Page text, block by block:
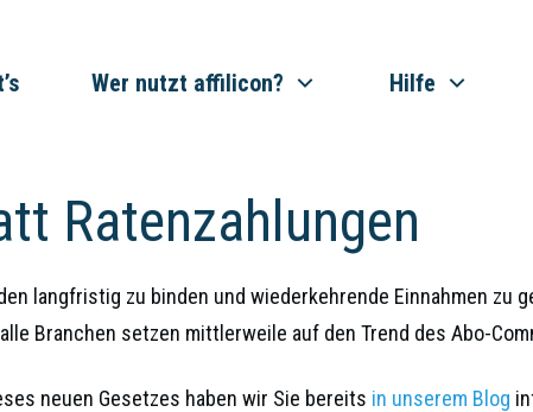
Wer nutzt affilicon? Hilfe
Ratenzahlungen
langfristig zu binden und wiederkehrende Einnahmen zu
Branchen setzen mittlerweile auf den Trend des Abo-
neuen Gesetzes haben wir Sie bereits in unserem Blog